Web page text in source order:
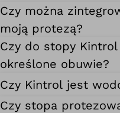
Czy można
moją protezą?
Czy do stopy
określone obuwie?
Czy Kintrol jest
Czy stopa